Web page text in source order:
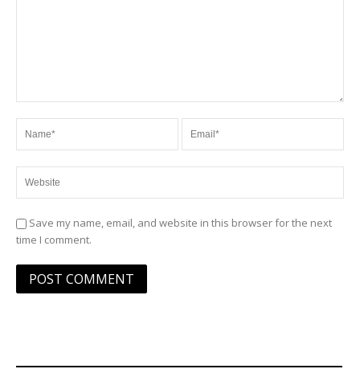
Save my name, email, and website in this browser for the next
time I comment.